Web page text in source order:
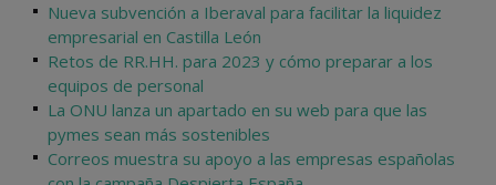
Nueva subvención a Iberaval para facilitar la liquidez
empresarial en Castilla León
Retos de RR.HH. para 2023 y cómo preparar a los
equipos de personal
La ONU lanza un apartado en su web para que las
pymes sean más sostenibles
Correos muestra su apoyo a las empresas españolas